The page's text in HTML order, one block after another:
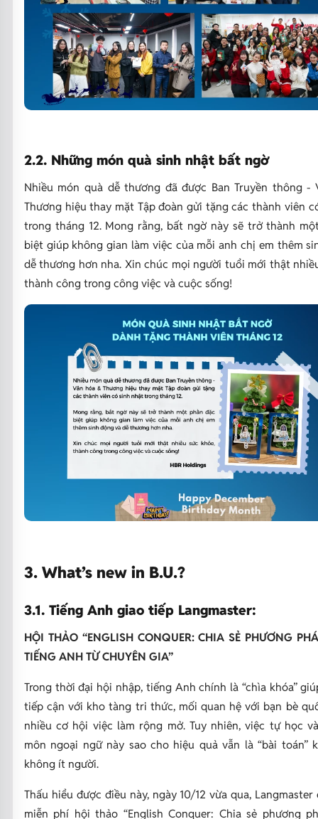
2.2. Những món quà sinh nhật bất ngờ
Nhiều món quà dễ thương đã được Ban Truyền thông -
Thương hiệu thay mặt Tập đoàn gửi tặng các thành viên
trong tháng 12. Mong rằng, bất ngờ này sẽ trở thành
biệt giúp không gian làm việc của mỗi anh chị em thêm
dễ thương hơn nha. Xin chúc mọi người tuổi mới thật
thành công trong công việc và cuộc sống!
3. What’s new in B.U.?
3.1. Tiếng Anh giao tiếp Langmaster:
HỘI THẢO “ENGLISH CONQUER: CHIA SẺ PHƯƠNG
TIẾNG ANH TỪ CHUYÊN GIA”
Trong thời đại hội nhập, tiếng Anh chính là “chìa khóa”
tiếp cận với kho tàng tri thức, mối quan hệ với bạn bè
nhiều cơ hội việc làm rộng mở. Tuy nhiên, việc tự học
môn ngoại ngữ này sao cho hiệu quả vẫn là “bài toán”
không ít người.
Thấu hiểu được điều này, ngày 10/12 vừa qua,
miễn phí hội thảo “English Conquer: Chia sẻ phương